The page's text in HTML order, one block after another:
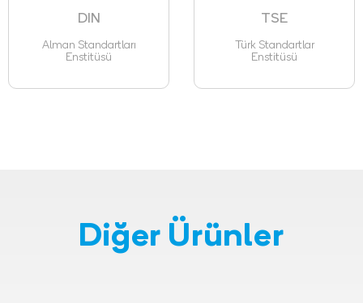
DIN
Alman Standartları
Enstitüsü
TSE
Türk Standartlar
Enstitüsü
Diğer Ürünler